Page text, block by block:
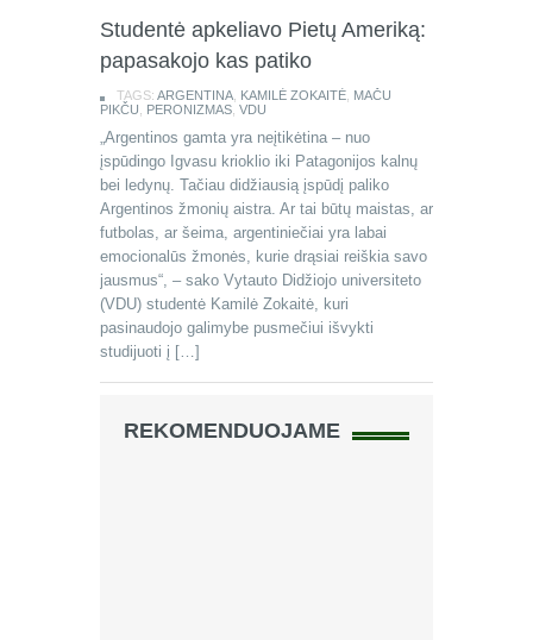
Studentė apkeliavo Pietų Ameriką:
papasakojo kas patiko
TAGS: ARGENTINA KAMILĖ ZOKAITĖ MAČU
PIKČU
PERONIZMAS VDU
„Argentinos gamta yra neįtikėtina – nuo
įspūdingo Igvasu krioklio iki Patagonijos kalnų
bei ledynų. Tačiau didžiausią įspūdį paliko
Argentinos žmonių aistra. Ar tai būtų maistas, ar
futbolas, ar šeima, argentiniečiai yra labai
emocionalūs žmonės, kurie drąsiai reiškia savo
jausmus“, – sako Vytauto Didžiojo universiteto
(VDU) studentė Kamilė Zokaitė, kuri
pasinaudojo galimybe pusmečiui išvykti
studijuoti į […]
REKOMENDUOJAME